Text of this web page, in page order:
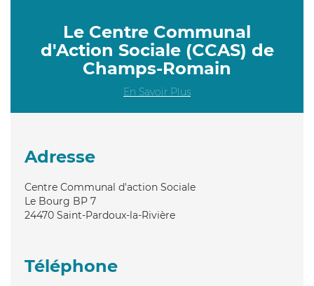
Le Centre Communal
d'Action Sociale (CCAS) de
Champs-Romain
En Savoir Plus
Adresse
Centre Communal d'action Sociale
Le Bourg BP 7
24470 Saint-Pardoux-la-Rivière
Téléphone